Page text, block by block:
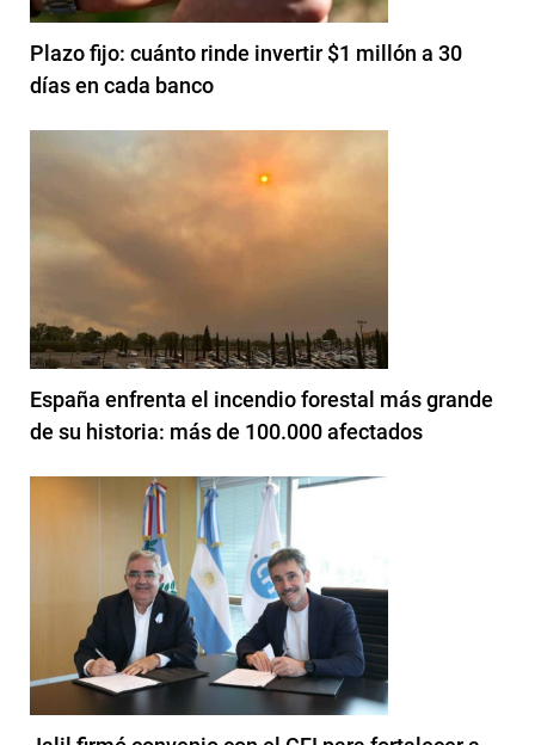
Plazo fijo: cuánto rinde invertir $1 millón a 30
días en cada banco
España enfrenta el incendio forestal más grande
de su historia: más de 100.000 afectados